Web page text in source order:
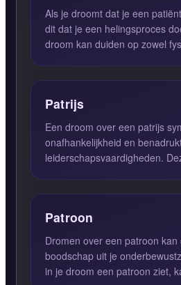
Als je droomt dat je een
dit dat je een helingsproces
droom kan duiden op zowel
Patrijs
Een droom over een patrijs
onafhankelijkheid en
leiderschapsvaardigheden.
Patroon
Dromen over een patroon kan
boodschap uit je
in je droom een patroon ziet,